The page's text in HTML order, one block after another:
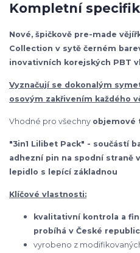
Kompletní
Nové, špičkově pre-made
Collection v sytě černém
inovativních korejských PBT
Vyznačují se dokonalým
osovým zakřivením každého
Vhodné pro všechny objemové
"3in1 Lilibet Pack" - součástí
adhezní pin na spodní straně
lepidlo s lepící základnou
Klíčové vlastnosti:
kvalitativní kontrola a
probíhá v České
vyrobeno z